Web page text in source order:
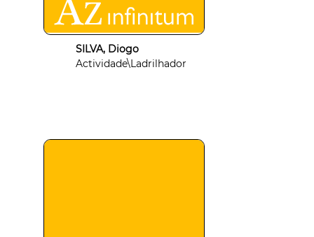
SILVA, Diogo
Actividade\Ladrilhador